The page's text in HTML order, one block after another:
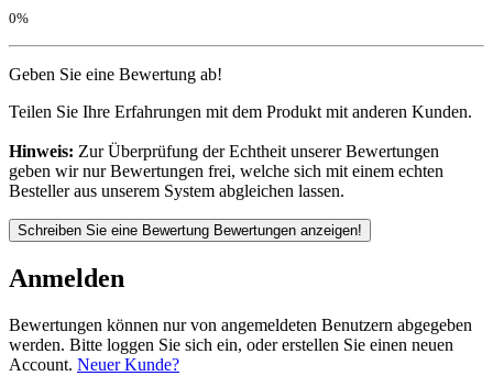
0%
Geben Sie eine Bewertung ab!
Teilen Sie Ihre Erfahrungen mit dem Produkt mit anderen Kunden.
Hinweis: Zur Überprüfung der Echtheit unserer Bewertungen
geben wir nur Bewertungen frei, welche sich mit einem echten
Besteller aus unserem System abgleichen lassen.
Schreiben Sie eine Bewertung Bewertungen anzeigen!
Anmelden
Bewertungen können nur von angemeldeten Benutzern abgegeben
werden. Bitte loggen Sie sich ein, oder erstellen Sie einen neuen
Account. Neuer Kunde?